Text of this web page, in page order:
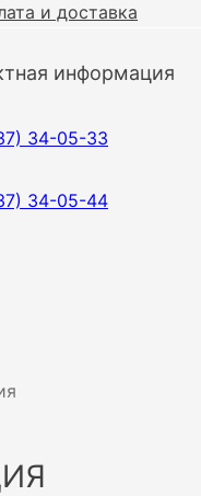
и доставка
информация
34-05-33
34-05-44